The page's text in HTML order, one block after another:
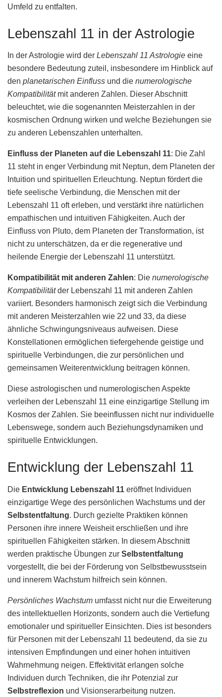
Umfeld zu entfalten.
Lebenszahl 11 in der Astrologie
In der Astrologie wird der Lebenszahl 11 Astrologie eine
besondere Bedeutung zuteil, insbesondere im Hinblick auf
den planetarischen Einfluss und die numerologische
Kompatibilitätmit anderen Zahlen. Dieser Abschnitt
beleuchtet, wie die sogenannten Meisterzahlen in der
kosmischen Ordnung wirken und welche Beziehungen sie
zu anderen Lebenszahlen unterhalten.
Einfluss der Planeten auf die Lebenszahl 11: Die Zahl
11 steht in enger Verbindung mit Neptun, dem Planeten der
Intuition und spirituellen Erleuchtung. Neptun fördert die
tiefe seelische Verbindung, die Menschen mit der
Lebenszahl 11 oft erleben, und verstärkt ihre natürlichen
empathischen und intuitiven Fähigkeiten. Auch der
Einfluss von Pluto, dem Planeten der Transformation, ist
nicht zu unterschätzen, da er die regenerative und
heilende Energie der Lebenszahl 11 unterstützt.
Kompatibilität mit anderen Zahlen: Die numerologische
Kompatibilitätder Lebenszahl 11 mit anderen Zahlen
variiert. Besonders harmonisch zeigt sich die Verbindung
mit anderen Meisterzahlen wie 22 und 33, da diese
ähnliche Schwingungsniveaus aufweisen. Diese
Konstellationen ermöglichen tiefergehende geistige und
spirituelle Verbindungen, die zur persönlichen und
gemeinsamen Weiterentwicklung beitragen können.
Diese astrologischen und numerologischen Aspekte
verleihen der Lebenszahl 11 eine einzigartige Stellung im
Kosmos der Zahlen. Sie beeinflussen nicht nur individuelle
Lebenswege, sondern auch Beziehungsdynamiken und
spirituelle Entwicklungen.
Entwicklung der Lebenszahl 11
Die Entwicklung Lebenszahl 11 eröffnet Individuen
einzigartige Wege des persönlichen Wachstums und der
Selbstentfaltung. Durch gezielte Praktiken können
Personen ihre innere Weisheit erschließen und ihre
spirituellen Fähigkeiten stärken. In diesem Abschnitt
werden praktische Übungen zur Selbstentfaltung
vorgestellt, die bei der Förderung von Selbstbewusstsein
und innerem Wachstum hilfreich sein können.
Persönliches Wachstum umfasst nicht nur die Erweiterung
des intellektuellen Horizonts, sondern auch die Vertiefung
emotionaler und spiritueller Einsichten. Dies ist besonders
für Personen mit der Lebenszahl 11 bedeutend, da sie zu
intensiven Empfindungen und einer hohen intuitiven
Wahrnehmung neigen. Effektivität erlangen solche
Individuen durch Techniken, die ihr Potenzial zur
Selbstreflexion und Visionserarbeitung nutzen.